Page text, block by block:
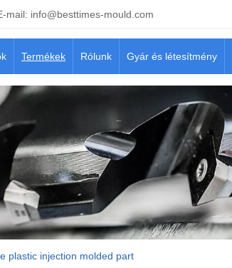
mail: info@besttimes-mould.com
Termékek Rólunk Gyár és létesítmény
plastic injection molded part